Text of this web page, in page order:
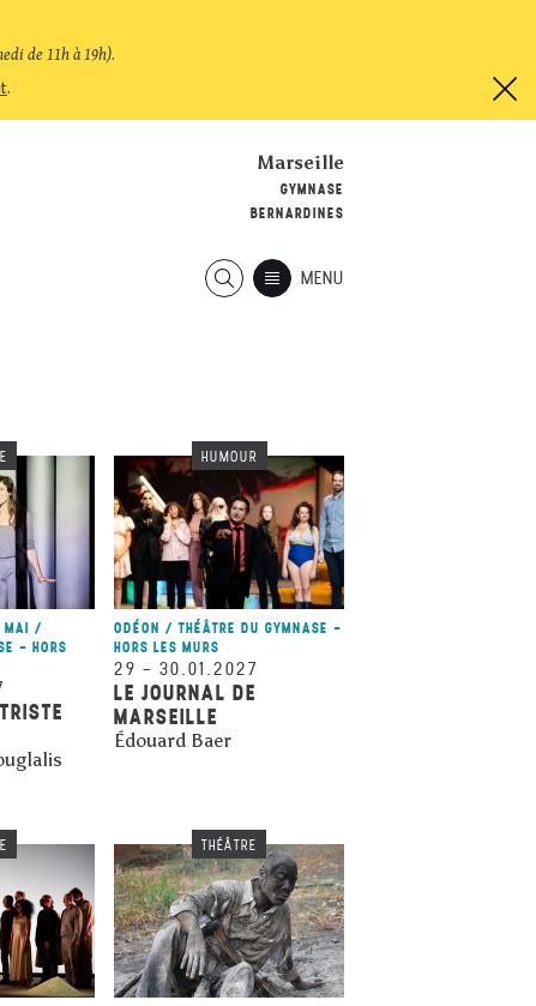
de 11h à 19h).
.
Marseille
GYMNASE
BERNARDINES
MENU
MAI /
- HORS
HUMOUR
ODÉON / THÉÂTRE DU GYMNASE -
HORS LES MURS
29 – 30.01.2027
LE JOURNAL DE
MARSEILLE
Édouard Baer
THÉÂTRE